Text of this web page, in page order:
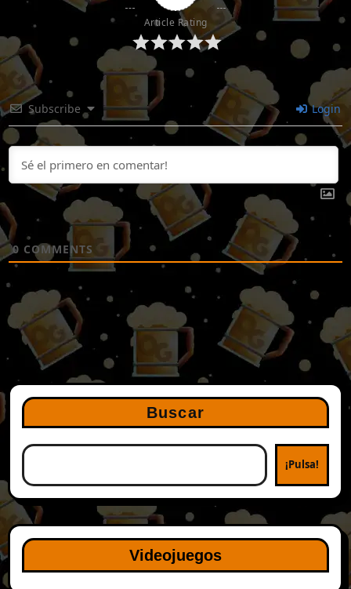
Article Rating
Subscribe Login
0 COMMENTS
Buscar
¡Pulsa!
Videojuegos